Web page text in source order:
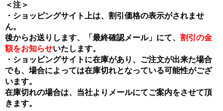
＜注＞
・ショッピングサイト上は、割引価格の表示がされませ
ん。
後からお送りします、「最終確認メール」にて、 割引の金
額をお知らせいたします。
・ショッピングサイトに在庫があり、ご注文が出来た場合
でも、場合によっては在庫切れとなっている可能性がござ
います。
在庫切れの場合は、当社よりメールにてご案内をさせて頂
きます。